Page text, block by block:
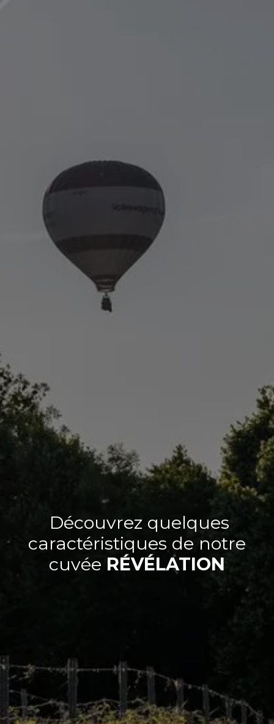
Découvrez quelques
caractéristiques de notre
cuvée RÉVÉLATION